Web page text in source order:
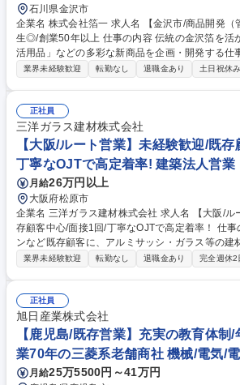
石川県金沢市
企業名 株式会社箔一 求人名 【金沢市/商品開発（管理職）】転勤無/福利厚
生◎/創業50年以上 仕事の内容 伝統の金沢箔を活かして「工芸品」や「生
活用品」などの多彩な新商品を企画・開発する仕
商品ストーリーの作成や見せ方、技術や素材の工
ドや市場ニーズに合わせてスピーディーに商品化を
集職種 【金沢市/商品開発（管理職）】転勤無/福
業界未経験歓迎 転勤なし 退職金あり 土日祝休み
正社員
三洋ガラス建材株式会社
【大阪/ルート営業】未経験歓迎/既
丁寧なOJTで高定着率! 建築法人営業
月給26万円以上
大阪府松原市
企業名 三洋ガラス建材株式会社 求人名 【大阪/ルート営業】未経験歓迎/既
存顧客中心/面接1回/丁寧なOJTで高定着率！ 仕事の内容 工務店・ゼネコ
ンなど既存顧客に、アルミサッシ・ガラス等の建
入まで支えるルート営業です。入社後はOJTを通
は数か月程度を目安に研修として工場でサッシ等
識や現場の流れを学びます。先輩同行を通じて、
階的に業務を覚えられます。 顧客：工務店、ゼ
宅・ビル・店舗用の窓や玄関等のアルミサッシ、手
集職種 【大阪/ルート営業】未経験歓迎/既存顧客
で高定着率！
業界未経験歓迎 転勤なし 退職金あり 完全週休2
正社員
旭日産業株式会社
【鹿児島/既存営業】充実の教育体制
業70年の三菱系老舗商社 機械/電気/
月給25万5500円～41万円